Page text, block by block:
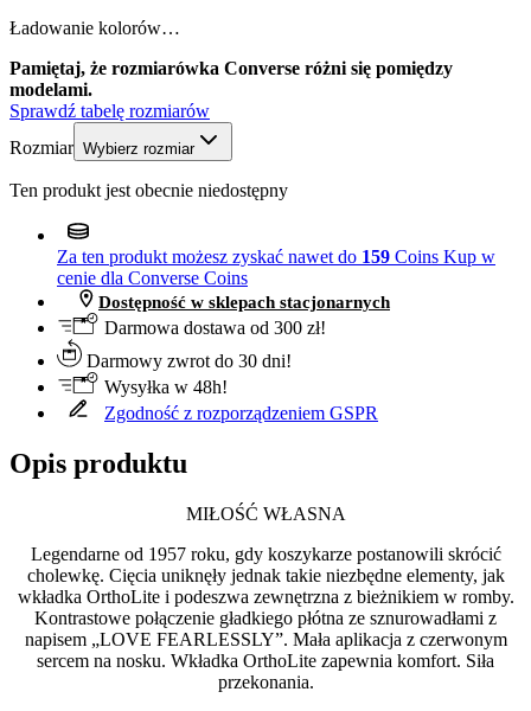
Ładowanie kolorów…
Pamiętaj, że rozmiarówka Converse różni się pomiędzy
modelami.
Sprawdź tabelę rozmiarów
Rozmiar Wybierz rozmiar
Ten produkt jest obecnie niedostępny
Za ten produkt możesz zyskać nawet do 159 Coins Kup w
cenie dla Converse Coins
Dostępność w sklepach stacjonarnych
Darmowa dostawa od 300 zł!
Darmowy zwrot do 30 dni!
Wysyłka w 48h!
Zgodność z rozporządzeniem GSPR
Opis produktu
MIŁOŚĆ WŁASNA
Legendarne od 1957 roku, gdy koszykarze postanowili skrócić
cholewkę. Cięcia uniknęły jednak takie niezbędne elementy, jak
wkładka OrthoLite i podeszwa zewnętrzna z bieżnikiem w romby.
Kontrastowe połączenie gładkiego płótna ze sznurowadłami z
napisem „LOVE FEARLESSLY”. Mała aplikacja z czerwonym
sercem na nosku. Wkładka OrthoLite zapewnia komfort. Siła
przekonania.